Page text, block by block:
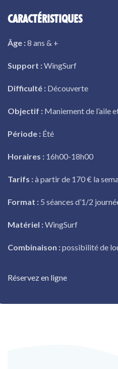
Crème solaire
Lunettes de soleil
Serviette de bain
CARACTÉRISTIQUES
Âge :8 ans & +
Support :WingSurf
Difficulté : Découverte
Objectif : Maniement de l’aile
Période : Été
Horaires : 16h00-18h00
Tarifs :à partir de 170 € la
Format : 5 séances d’1/2
Matériel :WingSurf
Combinaison :possibilité de
Réservez en ligne